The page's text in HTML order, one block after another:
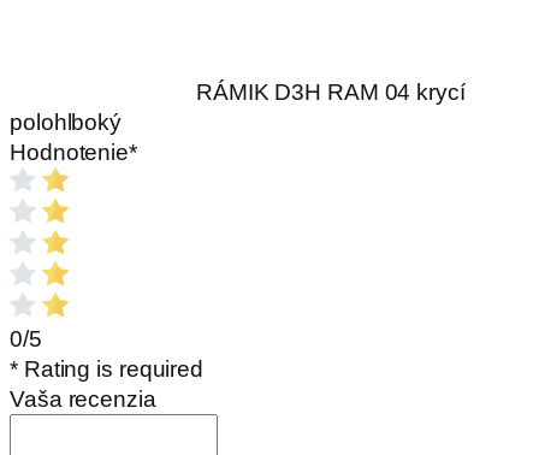
RÁMIK D3H RAM 04 krycí
polohlboký
Hodnotenie*
0/5
* Rating is required
Vaša recenzia